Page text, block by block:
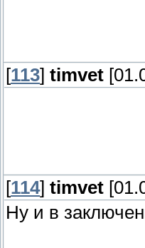
[113] timvet
[114] timvet
Ну и в